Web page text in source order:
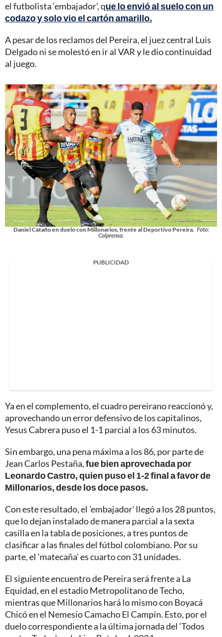
el futbolista ‘embajador’, que lo envió al suelo con un
codazo y solo vio el cartón amarillo.
A pesar de los reclamos del Pereira, el juez central Luis
Delgado ni se molestó en ir al VAR y le dio continuidad
al juego.
Daniel Cataño en duelo con Millonarios, frente al Deportivo Pereira. Foto:
Colprensa.
PUBLICIDAD
Ya en el complemento, el cuadro pereirano reaccionó y,
aprovechando un error defensivo de los capitalinos,
Yesus Cabrera puso el 1-1 parcial a los 63 minutos.
Sin embargo, una pena máxima a los 86, por parte de
Jean Carlos Pestaña,fue bien aprovechada por
Leonardo Castro, quien puso el 1-2 final a favor de
Millonarios, desde los doce pasos.
Con este resultado, el 'embajador' llegó a los 28 puntos,
que lo dejan instalado de manera parcial a la sexta
casilla en la tabla de posiciones, a tres puntos de
clasificar a las finales del fútbol colombiano. Por su
parte, el 'matecaña' es cuarto con 31 unidades.
El siguiente encuentro de Pereira será frente a La
Equidad, en el estadio Metropolitano de Techo,
mientras que Millonarios hará lo mismo con Boyacá
Chicó en el Nemesio Camacho El Campín. Esto, por el
duelo correspondiente a la última jornada del ‘Todos